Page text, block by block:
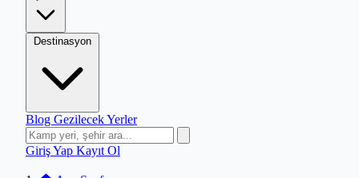
Destinasyon
Blog Gezilecek Yerler
Giriş Yap Kayıt Ol